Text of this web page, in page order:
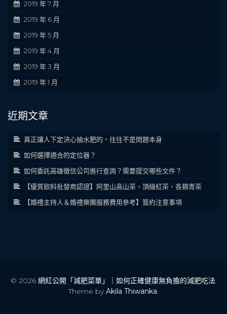
2019 年 7 月
2019 年 6 月
2019 年 5 月
2019 年 4 月
2019 年 3 月
2019 年 1 月
近期文章
真正讓人下定決心抽水肥的，往往不是問題本身
如何選擇適合的定位器？
如何委託高雄徵信公司進行查詢？需要提交哪些文件？
【優質飲料批發商認證】阿里山高山茶、頂級紅茶、各類青茶
【婚禮主持人＆婚禮樂團服務費用參考】簽約注意事項
© 2026 網紅公開「減肥菜單」｜如何正確健康無負擔的減肥吃法.
Theme byAkila Thiwanka.